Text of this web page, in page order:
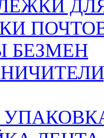
БЕЗМЕН